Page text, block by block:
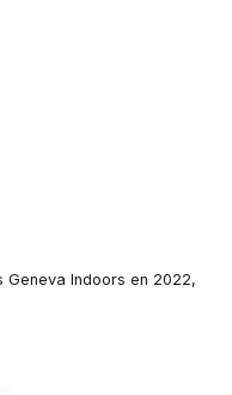
Geneva Indoors en 2022,